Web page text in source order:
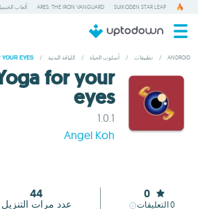
SUIKODEN STAR LEAP
ARES: THE IRON VANGUARD ألعاب
ANDROID
/ تطبيقات / أسلوب الحياة / اللياقة البدنية /
YOUR EYES
for your
eyes
1.0.1
Angel Koh
0
0التعليقات
44
عدد مرات التنزيل